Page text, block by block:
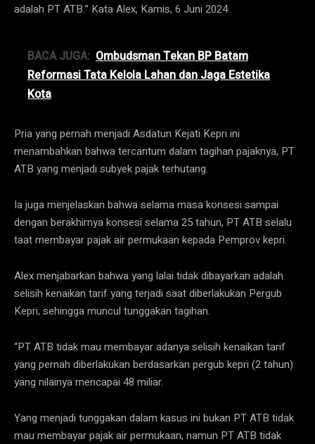
adalah PT ATB.” Kata Alex, Kamis, 6 Juni 2024.
BACA JUGA: Ombudsman Tekan BP Batam
Reformasi Tata Kelola Lahan dan Jaga Estetika
Kota
Pria yang pernah menjadi Asdatun Kejati Kepri ini
menambahkan bahwa tercantum dalam tagihan pajaknya, PT
ATB yang menjadi subyek pajak terhutang.
Ia juga menjelaskan bahwa selama masa konsesi sampai
dengan berakhirnya konsesi selama 25 tahun, PT ATB selalu
taat membayar pajak air permukaan kepada Pemprov kepri.
Alex menjabarkan bahwa yang lalai tidak dibayarkan adalah
selisih kenaikan tarif yang terjadi saat diberlakukan Pergub
Kepri, sehingga muncul tunggakan tagihan.
“PT ATB tidak mau membayar adanya selisih kenaikan tarif
yang pernah diberlakukan berdasarkan pergub kepri (2 tahun)
yang nilainya mencapai 48 miliar.
Yang menjadi tunggakan dalam kasus ini bukan PT ATB tidak
mau membayar pajak air permukaan, namun PT ATB tidak